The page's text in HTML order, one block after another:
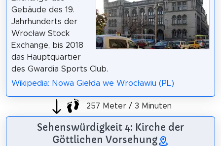
Gebäude des 19.
Jahrhunderts der
Wrocław Stock
Exchange, bis 2018
das Hauptquartier
des Gwardia Sports Club.
Wikipedia: Nowa Giełda we Wrocławiu (PL)
257 Meter / 3 Minuten
Sehenswürdigkeit 4: Kirche der
Göttlichen Vorsehung